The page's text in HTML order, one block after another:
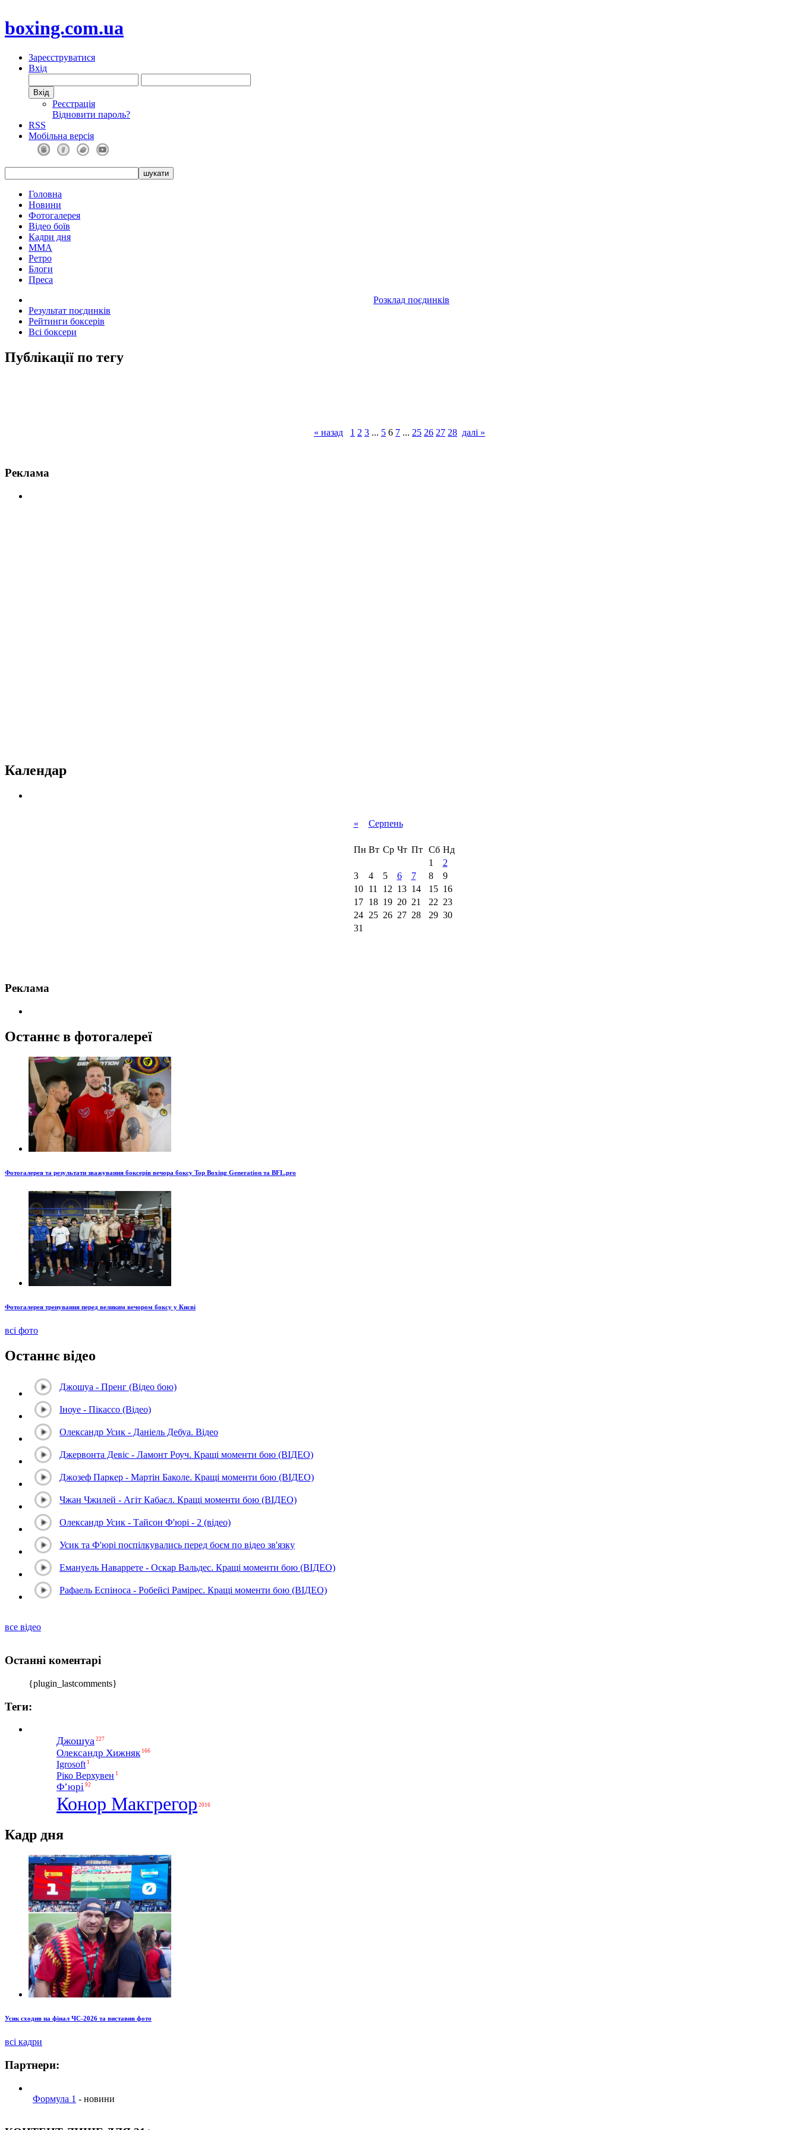
boxing.com.ua
Зареєструватися
Вхід
Реєстрація
Відновити пароль?
RSS
Мобільна версія
Головна
Новини
Фотогалерея
Відео боїв
Кадри дня
ММА
Ретро
Блоги
Преса
Розклад поєдинків
Результат поєдинків
Рейтинги боксерів
Всі боксери
Публікації по тегу
« назад 1 2 3 ... 5 6 7 ... 25 26 27 28 далі »
Реклама
Календар
« Серпень
Пн Вт Ср Чт Пт Сб Нд
1
2
3
4 5 6 7 8
9
10
11 12 13 14 15 16
17
18 19 20 21 22 23
24
25 26 27 28 29 30
31
Реклама
Останнє в фотогалереї
Фотогалерея та результати зважування боксерів вечора боксу Top Boxing Generation та BFL.pro
Фотогалерея тренування перед великим вечором боксу у Києві
всі фото
Останнє відео
Джошуа - Пренг (Відео бою)
Іноуе - Пікассо (Відео)
Олександр Усик - Даніель Дебуа. Відео
Джервонта Девіс - Ламонт Роуч. Кращі моменти бою (ВІДЕО)
Джозеф Паркер - Мартін Баколе. Кращі моменти бою (ВІДЕО)
Чжан Чжилей - Агіт Кабаєл. Кращі моменти бою (ВІДЕО)
Олександр Усик - Тайсон Ф'юрі - 2 (відео)
Усик та Ф'юрі поспілкувались перед боєм по відео зв'язку
Емануель Наваррете - Оскар Вальдес. Кращі моменти бою (ВІДЕО)
Рафаель Еспіноса - Робейсі Рамірес. Кращі моменти бою (ВІДЕО)
все відео
Останні коментарі
{plugin_lastcomments}
Теги:
Джошуа 227
Олександр Хижняк 166
Igrosoft 1
Ріко Верхувен 1
Ф’юрі 92
Конор Макгрегор 2016
Кадр дня
Усик сходив на фінал ЧС-2026 та виставив фото
всі кадри
Партнери:
Формула 1 - новини